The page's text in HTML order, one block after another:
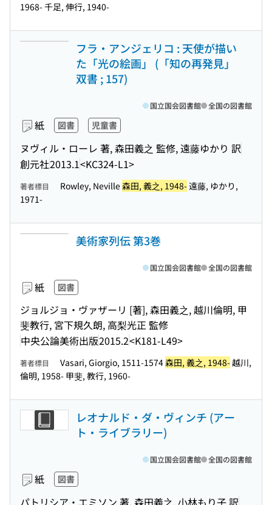
1968- 千足, 伸行, 1940-
フラ・アンジェリコ : 天使が描い
た「光の絵画」 (「知の再発見」
双書 ; 157)
紙 図書 児童書
ヌヴィル・ローレ 著, 森田義之 監修, 遠藤ゆかり 訳
創元社2013.1<KC324-L1>
国立国会図書館 全国の図書館
著者標目 Rowley, Neville森田, 義之, 1948-遠藤, ゆかり,
1971-
美術家列伝 第3巻
紙 図書
ジョルジョ・ヴァザーリ [著], 森田義之, 越川倫明, 甲
斐教行, 宮下規久朗, 高梨光正 監修
中央公論美術出版2015.2<K181-L49>
国立国会図書館 全国の図書館
著者標目 Vasari, Giorgio, 1511-1574森田, 義之, 1948-越川,
倫明, 1958- 甲斐, 教行, 1960-
レオナルド・ダ・ヴィンチ (アー
ト・ライブラリー)
紙 図書
パトリシア・エミソン 著, 森田義之, 小林もり子 訳
国立国会図書館 全国の図書館